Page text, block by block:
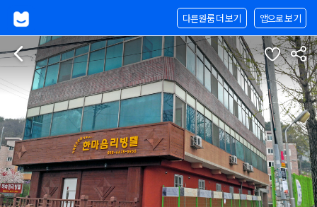
앱으로 보기
다른원룸 더 보기